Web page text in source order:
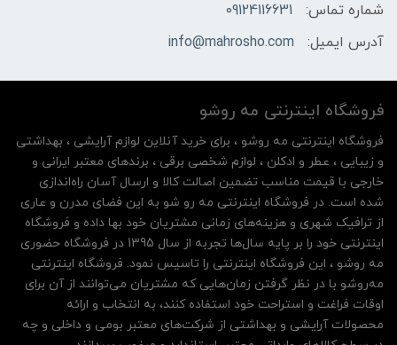
شماره تماس:
09124116631
آدرس ایمیل:
info@mahrosho.com
فروشگاه اینترنتی مه‌ رو‌شو
فروشگاه اینترنتی مه‌ رو‌شو ، برای خرید آنلاین لوازم آرایشی ، بهداشتی
و زیبایی ، عطر و ادکلن ، لوازم شخصی برقی ، برندهای معتبر ایرانی و
خارجی با قیمت مناسب تضمین اصالت کالا و ارسال آسان راه‌اندازی
شده است. در فروشگاه اینترنتی مه رو شو به این فضای مدرن و عاری
از ترافیک شهری و هزینه‌های زمانی مشتریان خود بها داده و فروشگاه
اینترنتی خود را بر پایه سال‌ها تجربه از سال 1395 در فروشگاه حضوری
مه روشو ، این فروشگاه اینترنتی را تاسیس نمود. فروشگاه اینترنتی
مه‌رو‌شو با در نظر گرفتن زمان‌هایی که مشتریان می‌توانند از آن‌ برای
اوقات فراغت و استراحت خود استفاده کنند، به انتخاب و ارائه
محصولات آرایشی و بهداشتی از شرکت‌های معتبر بومی و داخلی و چه